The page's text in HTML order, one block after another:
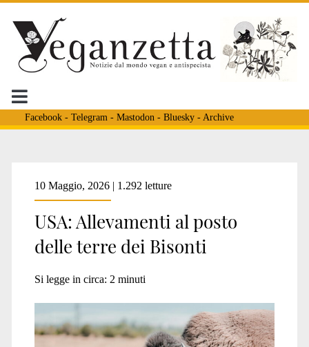
Facebook- Telegram - Mastodon - Bluesky- Archive
Tag:
<span>bisonti
montana</span>
10 Maggio, 2026 | 1.292 letture
USA: Allevamenti al posto
delle terre dei Bisonti
Si legge in circa: 2 minuti